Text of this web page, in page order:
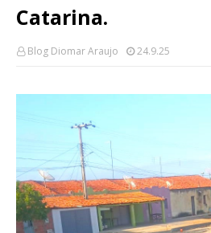
Catarina.
Blog Diomar Araujo 24.9.25